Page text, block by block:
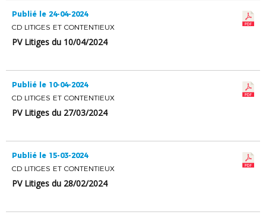
Publié le 24-04-2024
CD LITIGES ET CONTENTIEUX
PV Litiges du 10/04/2024
Publié le 10-04-2024
CD LITIGES ET CONTENTIEUX
PV Litiges du 27/03/2024
Publié le 15-03-2024
CD LITIGES ET CONTENTIEUX
PV Litiges du 28/02/2024